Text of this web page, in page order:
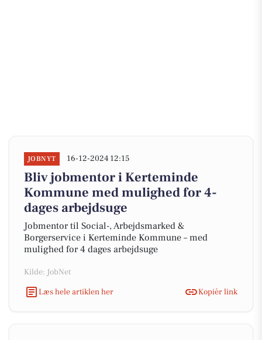
JOBNYT 16-12-2024 12:15
Bliv jobmentor i Kerteminde
Kommune med mulighed for 4-
dages arbejdsuge
Jobmentor til Social-, Arbejdsmarked &
Borgerservice i Kerteminde Kommune – med
mulighed for 4 dages arbejdsuge
Kilde: JobNet
Læs hele artiklen her
Kopiér link